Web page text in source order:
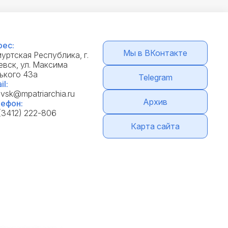
Мы в ВКонтакте
Telegram
Архив
Карта сайта
Республика, г.
ул. Максима
43а
222-806